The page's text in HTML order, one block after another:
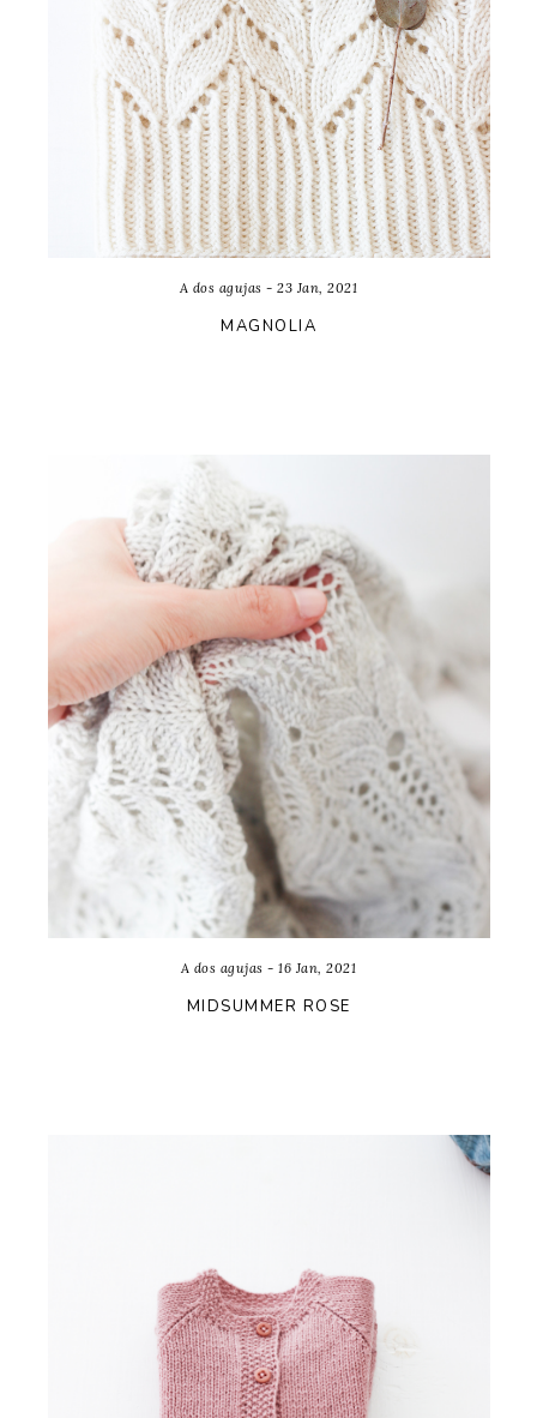
A dos agujas - 23 Jan, 2021
MAGNOLIA
A dos agujas - 16 Jan, 2021
MIDSUMMER ROSE